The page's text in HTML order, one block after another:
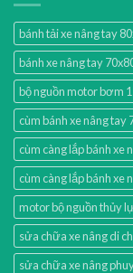
bánh tải xe nâng tay
bánh xe nâng tay
bộ nguồn motor bơm
cùm bánh xe nâng tay
cùm càng lắp bánh xe
cùm càng lắp bánh xe
motor bộ nguồn thủy
sửa chữa xe nâng di
sửa chữa xe nâng